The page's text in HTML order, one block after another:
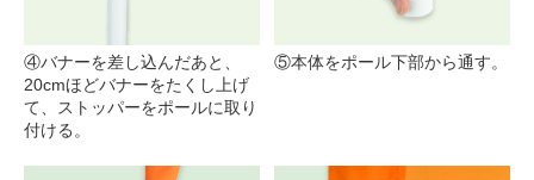
④バナーを差し込んだあと、
20cmほどバナーをたくし上げ
て、ストッパーをポールに取り
付ける。
⑤本体をポール下部から通す。